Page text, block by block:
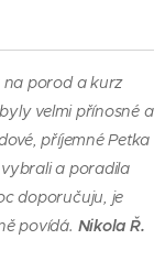
na porod a kurz
velmi přínosné a
příjemné Peťka
a poradila
doporučuju, je
povídá. Nikola Ř.